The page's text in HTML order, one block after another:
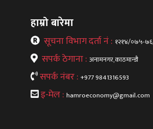
हाम्रो बारेमा
सूचना विभाग दर्ता नं : १२१४/०७५-७६
सपर्क ठेगाना : अनामनगर,काठमान्डौ
सपर्क नंबर : +977 9841316593
इ-मेल : hamroeconomy@gmail.com